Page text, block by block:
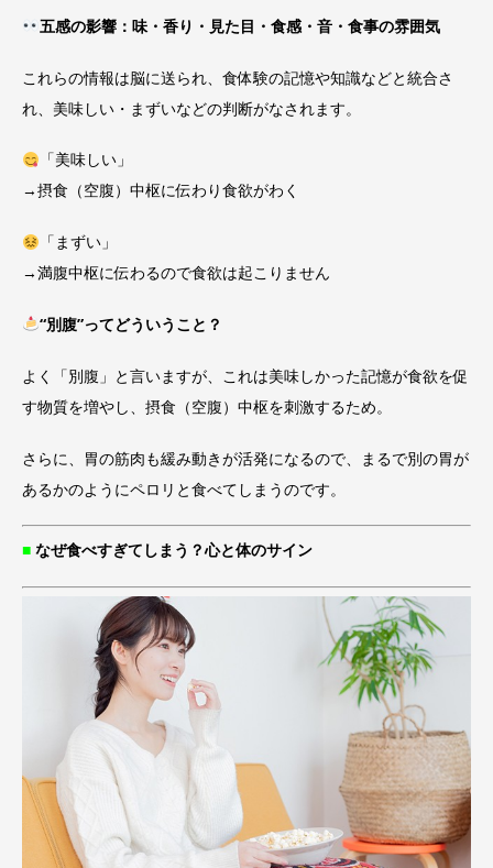
五感の影響：味・香り・見た目・食感・音・食事の雰囲気
これらの情報は脳に送られ、食体験の記憶や知識などと統合さ
れ、美味しい・まずいなどの判断がなされます。
「美味しい」
→摂食（空腹）中枢に伝わり食欲がわく
「まずい」
→満腹中枢に伝わるので食欲は起こりません
“別腹”ってどういうこと？
よく「別腹」と言いますが、これは美味しかった記憶が食欲を促
す物質を増やし、摂食（空腹）中枢を刺激するため。
さらに、胃の筋肉も緩み動きが活発になるので、まるで別の胃が
あるかのようにペロリと食べてしまうのです。
■ なぜ食べすぎてしまう？心と体のサイン